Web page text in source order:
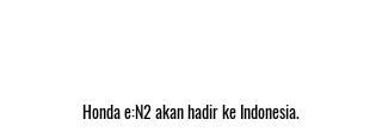
Honda e:N2 akan hadir ke Indonesia.